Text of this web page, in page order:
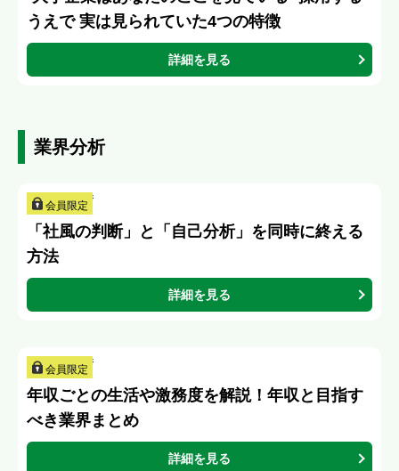
うえで 実は見られていた4つの特徴
詳細を見る
業界分析
会員限定
「社風の判断」と「自己分析」を同時に終える
方法
詳細を見る
会員限定
年収ごとの生活や激務度を解説！年収と目指す
べき業界まとめ
詳細を見る